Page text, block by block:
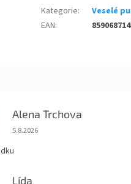
Kategorie:
Veselé
EAN:
Alena Trchova
Hodnocení obchodu je 5 z 5
5.8.2026
Lída